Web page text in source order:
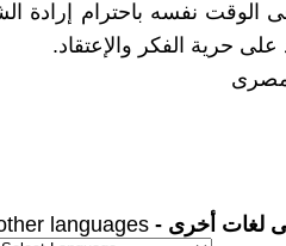
الوقت نفسه باحترام إرادة
حرية الفكر والإعتقاد.
لغات أخرى - languages